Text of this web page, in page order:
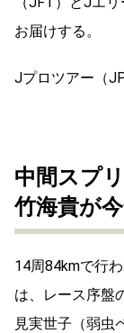
お届けする。
Jプロツアー（
中間スプ
竹海貴が
14周84kmで行
は、レース序盤
見実世子（弱虫